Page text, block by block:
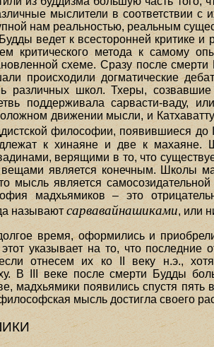
мыслители в соответствии с
нам реальностью, реальным
ведет к всесторонней критике и
критического метода к самому
схеме. Сразу после
происходили догматические
различных школ. Тхеры,
поддерживала сарвасти-ваду,
движении мысли, и
философии, появившиеся до
к хинаяне и две к махаяне.
верящими в то, что
является конечным. Школы
мысль является
мадхьямиков – это
называютсарвавайнашиками, или
время, оформились и
указывает на то, что последние
отнесем их ко II веку н.э.,
В III веке после смерти Будды
мадхьямики появились спустя пять
мысль достигла своего